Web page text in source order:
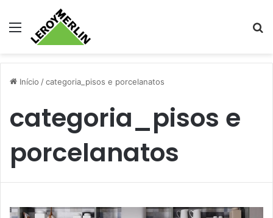
Menu
Início /categoria_pisos e porcelanatos
categoria_pisos e
porcelanatos